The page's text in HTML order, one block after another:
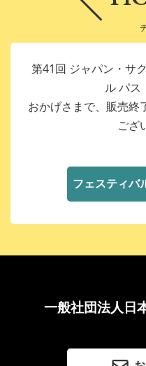
第41回 ジャパン・サ
ル パス
おかげさまで、販売終
ござ
フェスティバ
一般社団法人日